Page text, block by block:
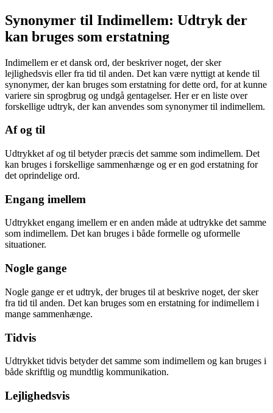
Synonymer til Indimellem: Udtryk der
kan bruges som erstatning
Indimellem er et dansk ord, der beskriver noget, der sker
lejlighedsvis eller fra tid til anden. Det kan være nyttigt at kende til
synonymer, der kan bruges som erstatning for dette ord, for at kunne
variere sin sprogbrug og undgå gentagelser. Her er en liste over
forskellige udtryk, der kan anvendes som synonymer til indimellem.
Af og til
Udtrykket af og til betyder præcis det samme som indimellem. Det
kan bruges i forskellige sammenhænge og er en god erstatning for
det oprindelige ord.
Engang imellem
Udtrykket engang imellem er en anden måde at udtrykke det samme
som indimellem. Det kan bruges i både formelle og uformelle
situationer.
Nogle gange
Nogle gange er et udtryk, der bruges til at beskrive noget, der sker
fra tid til anden. Det kan bruges som en erstatning for indimellem i
mange sammenhænge.
Tidvis
Udtrykket tidvis betyder det samme som indimellem og kan bruges i
både skriftlig og mundtlig kommunikation.
Lejlighedsvis